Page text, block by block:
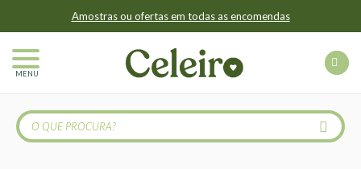
Amostras ou ofertas em todas as encomendas
MENU